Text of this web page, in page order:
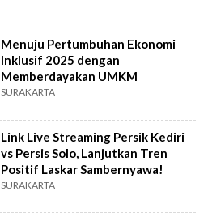
Menuju Pertumbuhan Ekonomi
Inklusif 2025 dengan
Memberdayakan UMKM
SURAKARTA
Link Live Streaming Persik Kediri
vs Persis Solo, Lanjutkan Tren
Positif Laskar Sambernyawa!
SURAKARTA